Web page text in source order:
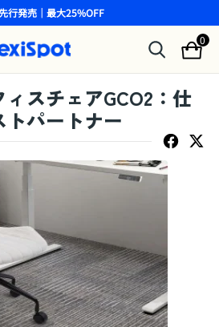
行発売｜最大25%OFF
0
スチェアGCO2：仕
パートナー